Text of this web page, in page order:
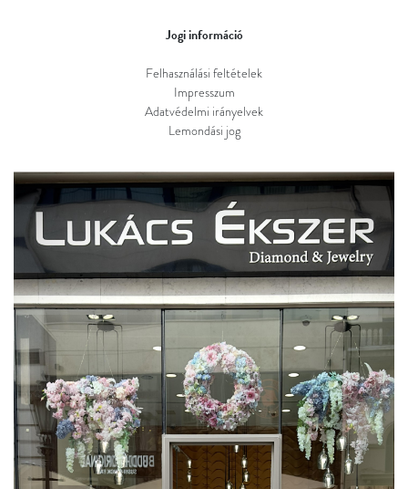
Jogi információ
Felhasználási feltételek
Impresszum
Adatvédelmi irányelvek
Lemondási jog